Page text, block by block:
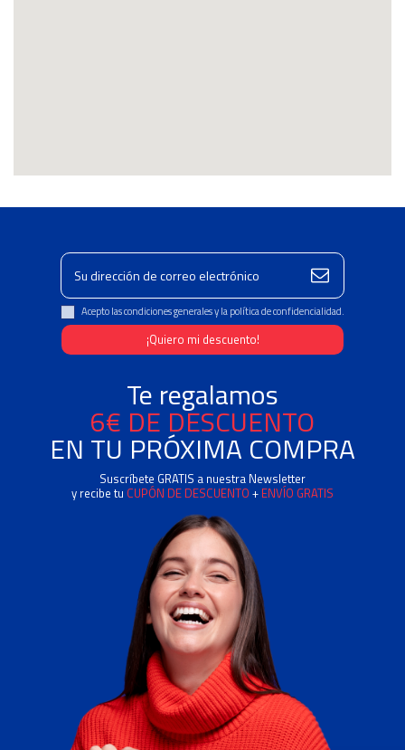
Acepto las condiciones generales y la política de confidencialidad.
Te regalamos
6€ DE DESCUENTO
EN TU PRÓXIMA COMPRA
Suscríbete GRATIS a nuestra Newsletter
y recibe tu CUPÓN DE DESCUENTO + ENVÍO GRATIS